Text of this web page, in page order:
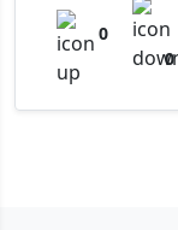
0
0